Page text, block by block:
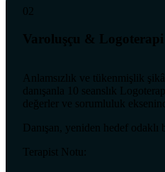
02
Varoluşçu & Logoterapi
Anlamsızlık ve tükenmişlik
danışanla 10 seanslık
değerler ve sorumluluk ekseninde
Danışan, yeniden hedef odaklı
Terapist Notu: